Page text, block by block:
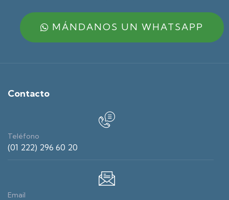
MÁNDANOS UN WHATSAPP
Contacto
Teléfono
(01 222) 296 60 20
Email